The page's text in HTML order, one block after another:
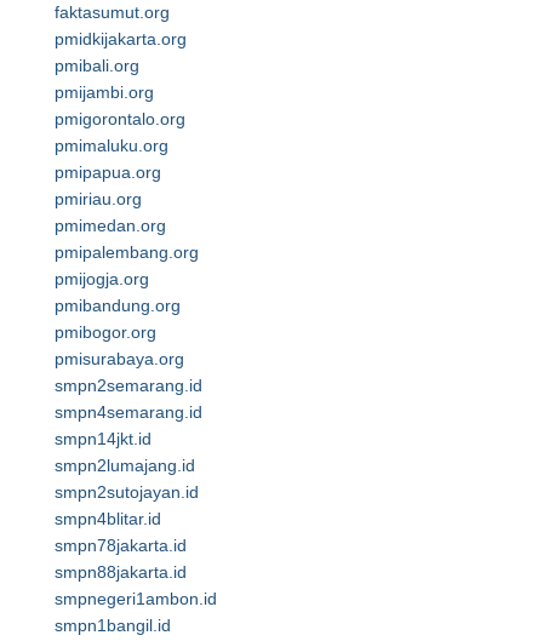
faktasumut.org
pmidkijakarta.org
pmibali.org
pmijambi.org
pmigorontalo.org
pmimaluku.org
pmipapua.org
pmiriau.org
pmimedan.org
pmipalembang.org
pmijogja.org
pmibandung.org
pmibogor.org
pmisurabaya.org
smpn2semarang.id
smpn4semarang.id
smpn14jkt.id
smpn2lumajang.id
smpn2sutojayan.id
smpn4blitar.id
smpn78jakarta.id
smpn88jakarta.id
smpnegeri1ambon.id
smpn1bangil.id